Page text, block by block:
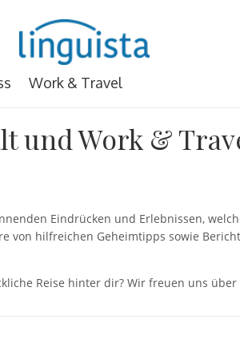
Work & Travel
und Work &
Eindrücken und Erlebnissen,
von hilfreichen Geheimtipps sowie
Reise hinter dir? Wir freuen uns